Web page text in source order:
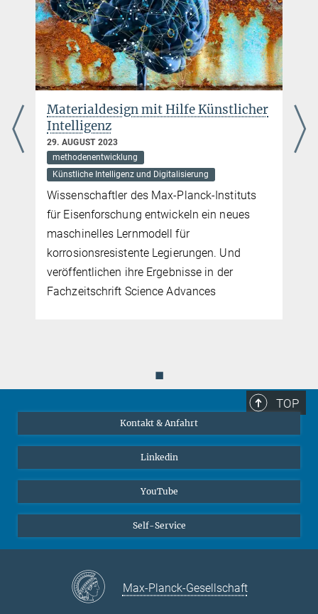
Materialdesign mit Hilfe Künstlicher
Intelligenz
29. AUGUST 2023
methodenentwicklung
Künstliche Intelligenz und Digitalisierung
Wissenschaftler des Max-Planck-Instituts
für Eisenforschung entwickeln ein neues
maschinelles Lernmodell für
korrosionsresistente Legierungen. Und
veröffentlichen ihre Ergebnisse in der
Fachzeitschrift Science Advances
11.
◼
TOP
Kontakt & Anfahrt
Linkedin
YouTube
Self-Service
Max-Planck-Gesellschaft